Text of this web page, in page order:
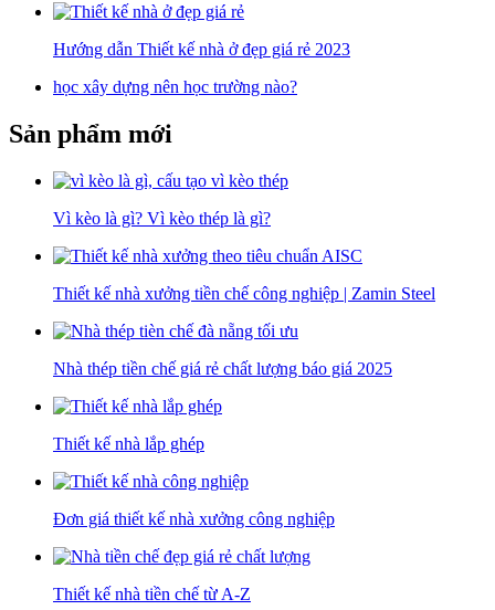
Hướng dẫn Thiết kế nhà ở đẹp giá rẻ 2023
học xây dựng nên học trường nào?
Sản phẩm mới
Vì kèo là gì? Vì kèo thép là gì?
Thiết kế nhà xưởng tiền chế công nghiệp | Zamin Steel
Nhà thép tiền chế giá rẻ chất lượng báo giá 2025
Thiết kế nhà lắp ghép
Đơn giá thiết kế nhà xưởng công nghiệp
Thiết kế nhà tiền chế từ A-Z